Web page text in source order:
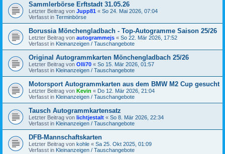
Sammlerbörse Erftstadt 31.05.26
Letzter Beitrag von Jupp81 « So 24. Mai 2026, 07:04
Verfasst in Terminbörse
Borussia Mönchengladbach - Top-Autogramme Saison 25/26
Letzter Beitrag von autogrammejs « So 22. Mär 2026, 17:52
Verfasst in Kleinanzeigen / Tauschangebote
Original Autogrammkarten Mönchengladbach 25/26
Letzter Beitrag von Olli70 « So 15. Mär 2026, 01:57
Verfasst in Kleinanzeigen / Tauschangebote
Motorsport Autogrammkarten aus dem BMW M2 Cup gesucht
Letzter Beitrag von Kevin « Do 12. Mär 2026, 21:04
Verfasst in Kleinanzeigen / Tauschangebote
Tausch Autogrammkartensatz
Letzter Beitrag von lichtjestalt « So 8. Mär 2026, 22:34
Verfasst in Kleinanzeigen / Tauschangebote
DFB-Mannschaftskarten
Letzter Beitrag von kohle « Sa 25. Okt 2025, 01:09
Verfasst in Kleinanzeigen / Tauschangebote